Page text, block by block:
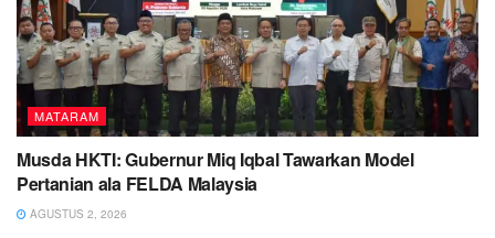
MATARAM
Musda HKTI: Gubernur Miq Iqbal Tawarkan Model
Pertanian ala FELDA Malaysia
AGUSTUS 2, 2026